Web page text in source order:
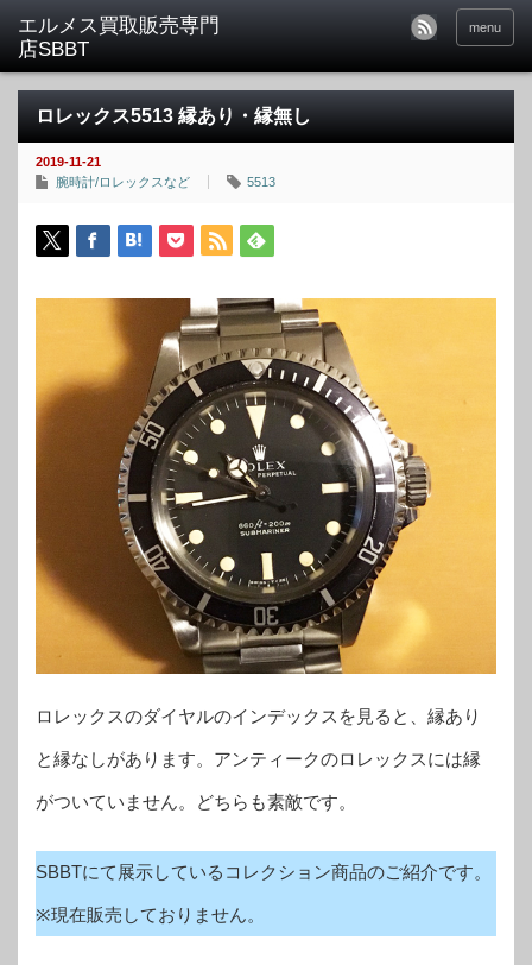
menu
ロレックス5513 縁あり・縁無し
2019-11-21
腕時計/ロレックスなど
5513
ロレックスのダイヤルのインデックスを見ると、縁あり
と縁なしがあります。アンティークのロレックスには縁
がついていません。どちらも素敵です。
SBBTにて展示しているコレクション商品のご紹介です。
※現在販売しておりません。